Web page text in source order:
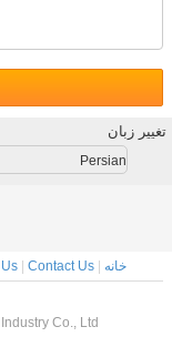
تغییر زبان
Persian
خانه |
| Contact Us
Co., Ltd..